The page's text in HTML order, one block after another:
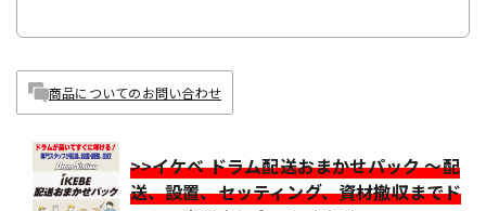
商品についてのお問い合わせ
>>イケベ ドラム配送おまかせパック ～配
送、設置、セッティング、資材撤収までド